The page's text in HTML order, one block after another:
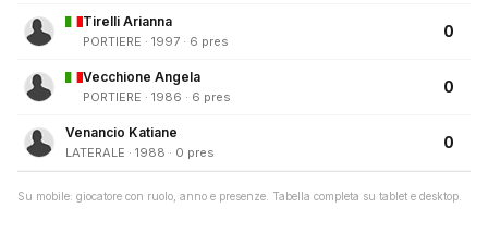
Tirelli Arianna
PORTIERE · 1997 · 6 pres
0
Vecchione Angela
PORTIERE · 1986 · 6 pres
0
Venancio Katiane
LATERALE · 1988 · 0 pres
0
Su mobile: giocatore con ruolo, anno e presenze. Tabella completa su tablet e desktop.